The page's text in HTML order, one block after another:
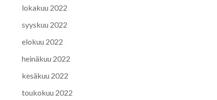
lokakuu 2022
syyskuu 2022
elokuu 2022
heinäkuu 2022
kesäkuu 2022
toukokuu 2022